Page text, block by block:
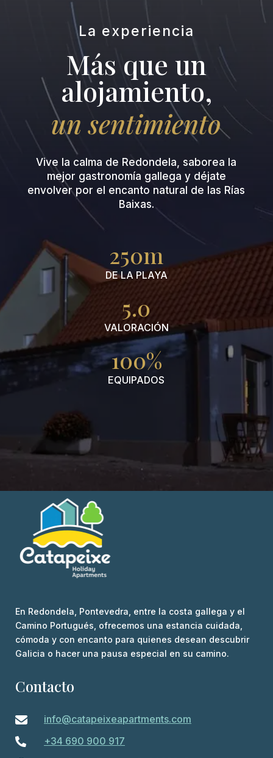
La experiencia
Más que un
alojamiento,
un sentimiento
Vive la calma de Redondela, saborea la
mejor gastronomía gallega y déjate
envolver por el encanto natural de las Rías
Baixas.
250m
DE LA PLAYA
5.0
VALORACIÓN
100%
EQUIPADOS
En Redondela, Pontevedra, entre la costa gallega y el
Camino Portugués, ofrecemos una estancia cuidada,
cómoda y con encanto para quienes desean descubrir
Galicia o hacer una pausa especial en su camino.
Contacto
 info@catapeixeapartments.com

+34 690 900 917